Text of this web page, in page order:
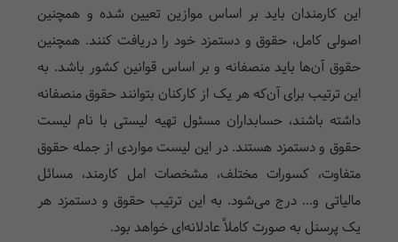
این کارمندان باید بر اساس موازین تعیین شده و همچنین
اصولی کامل، حقوق و دستمزد خود را دریافت کنند. همچنین
حقوق آن‌ها باید منصفانه و بر اساس قوانین کشور باشد. به
این ترتیب برای آن‌که هر یک از کارکنان بتوانند حقوق منصفانه
داشته باشند، حسابداران مسئول تهیه لیستی با نام لیست
حقوق و دستمزد هستند. در این لیست مواردی از جمله حقوق
متفاوت، کسورات مختلف، مشخصات امل کارمند، مسائل
مالیاتی و... درج می‌شود. به این ترتیب حقوق و دستمزد هر
یک پرسنل به‌ صورت کاملاً عادلانه‌ای خواهد بود.